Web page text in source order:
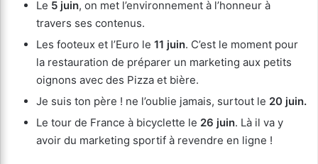
Le 5 juin, on met l’environnement à l’honneur à
travers ses contenus.
Les footeux et l’Euro le 11 juin. C’est le moment pour
la restauration de préparer un marketing aux petits
oignons avec des Pizza et bière.
Je suis ton père ! ne l’oublie jamais, surtout le 20 juin.
Le tour de France à bicyclette le 26 juin. Là il va y
avoir du marketing sportif à revendre en ligne !